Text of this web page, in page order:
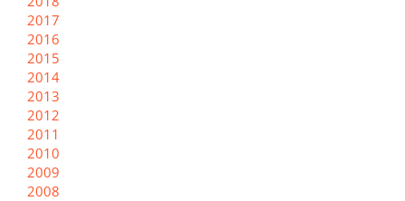
2017
2016
2015
2014
2013
2012
2011
2010
2009
2008